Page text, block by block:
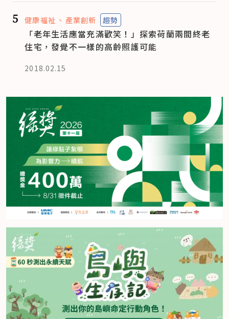
5 健康福祉 產業創新 趨勢
「老年生活應當充滿歡笑！」探索荷蘭兩間終老
住宅，發覺不一樣的高齡照護可能
2018.02.15